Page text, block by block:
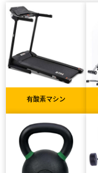
有酸素マシン